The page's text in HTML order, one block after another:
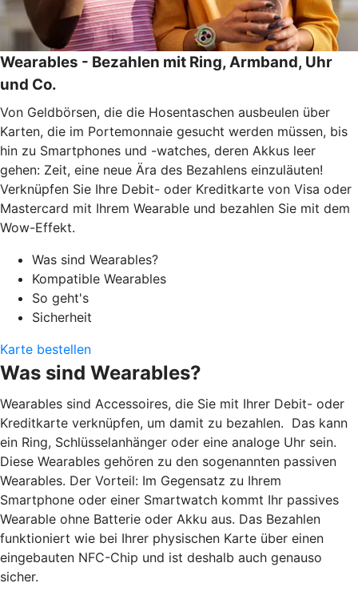
Wearables - Bezahlen mit Ring, Armband, Uhr
und Co.
Von Geldbörsen, die die Hosentaschen ausbeulen über
Karten, die im Portemonnaie gesucht werden müssen, bis
hin zu Smartphones und -watches, deren Akkus leer
gehen: Zeit, eine neue Ära des Bezahlens einzuläuten!
Verknüpfen Sie Ihre Debit- oder Kreditkarte von Visa oder
Mastercard mit Ihrem Wearable und bezahlen Sie mit dem
Wow-Effekt.
Was sind Wearables?
Kompatible Wearables
So geht's
Sicherheit
Karte bestellen
Was sind Wearables?
Wearables sind Accessoires, die Sie mit Ihrer Debit- oder
Kreditkarte verknüpfen, um damit zu bezahlen. Das kann
ein Ring, Schlüsselanhänger oder eine analoge Uhr sein.
Diese Wearables gehören zu den sogenannten passiven
Wearables. Der Vorteil: Im Gegensatz zu Ihrem
Smartphone oder einer Smartwatch kommt Ihr passives
Wearable ohne Batterie oder Akku aus. Das Bezahlen
funktioniert wie bei Ihrer physischen Karte über einen
eingebauten NFC-Chip und ist deshalb auch genauso
sicher.